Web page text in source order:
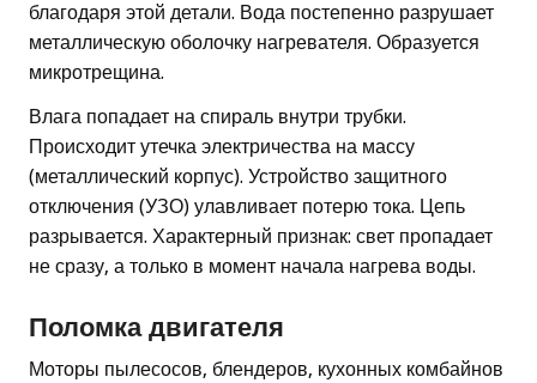
благодаря этой детали. Вода постепенно разрушает
металлическую оболочку нагревателя. Образуется
микротрещина.
Влага попадает на спираль внутри трубки.
Происходит утечка электричества на массу
(металлический корпус). Устройство защитного
отключения (УЗО) улавливает потерю тока. Цепь
разрывается. Характерный признак: свет пропадает
не сразу, а только в момент начала нагрева воды.
Поломка двигателя
Моторы пылесосов, блендеров, кухонных комбайнов